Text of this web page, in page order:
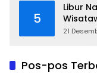
5
Libur
21
Pos-pos